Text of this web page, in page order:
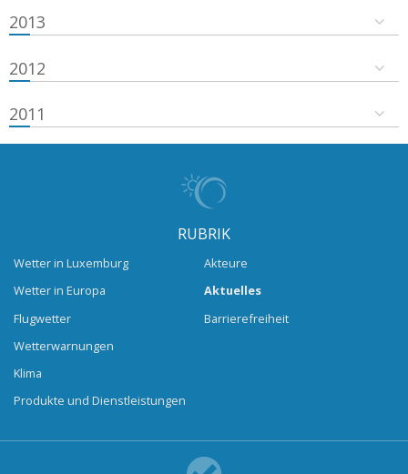
2013
2012
2011
RUBRIK
Wetter in Luxemburg
Wetter in Europa
Flugwetter
Wetterwarnungen
Klima
Produkte und Dienstleistungen
Akteure
Aktuelles
Barrierefreiheit